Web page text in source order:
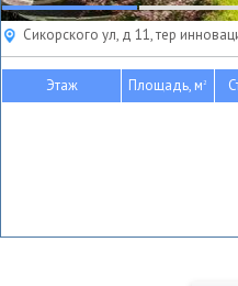
Сикорского ул, д 11, тер
Этаж Площадь, м2